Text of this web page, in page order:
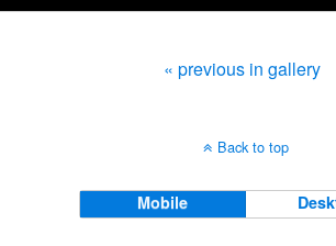
« previous in gallery
Back to top
Mobile